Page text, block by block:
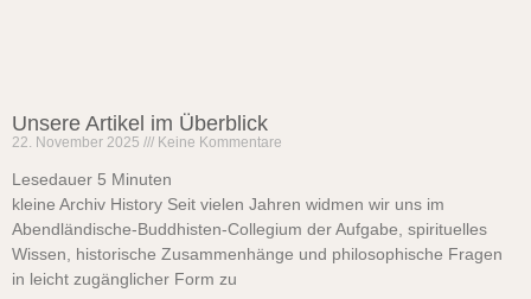
Unsere Artikel im Überblick
22. November 2025 Keine Kommentare
Lesedauer 5 Minuten
kleine Archiv History Seit vielen Jahren widmen wir uns im
Abendländische-Buddhisten-Collegium der Aufgabe, spirituelles
Wissen, historische Zusammenhänge und philosophische Fragen
in leicht zugänglicher Form zu